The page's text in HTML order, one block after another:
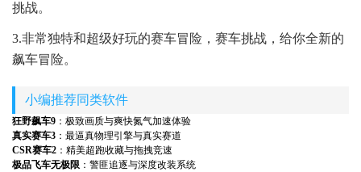
挑战。
3.非常独特和超级好玩的赛车冒险，赛车挑战，给你全新的
飙车冒险。
小编推荐同类软件
狂野飙车9 ：极致画质与爽快氮气加速体验
真实赛车3 ：最逼真物理引擎与真实赛道
CSR赛车2 ：精美超跑收藏与拖拽竞速
极品飞车无极限 ：警匪追逐与深度改装系统